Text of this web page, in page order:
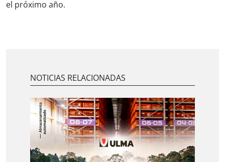
el próximo año.
NOTICIAS RELACIONADAS